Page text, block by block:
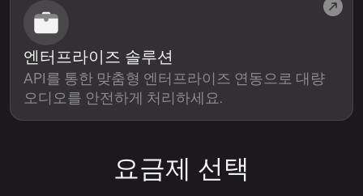
엔터프라이즈 솔루션
API를 통한 맞춤형 엔터프라이즈 연동으로 대량
오디오를 안전하게 처리하세요.
요금제 선택